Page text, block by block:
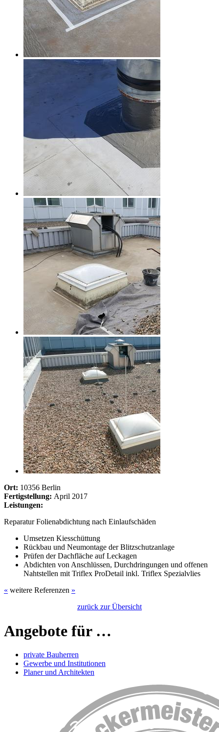
Ort: 10356 Berlin
Fertigstellung: April 2017
Leistungen:
Reparatur Folienabdichtung nach Einlaufschäden
Umsetzen Kiesschüttung
Rückbau und Neumontage der Blitzschutzanlage
Prüfen der Dachfläche auf Leckagen
Abdichten von Anschlüssen, Durchdringungen und offenen
Nahtstellen mit Triflex ProDetail inkl. Triflex Spezialvlies
« weitere Referenzen »
zurück zur Übersicht
Angebote für …
private Bauherren
Gewerbe und Institutionen
Planer und Architekten